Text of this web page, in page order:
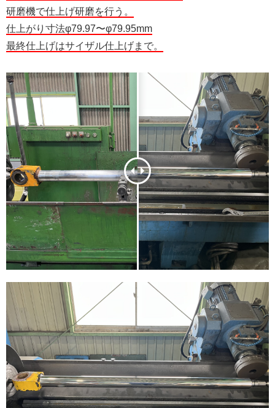
研磨機で仕上げ研磨を行う。
仕上がり寸法φ79.97〜φ79.95mm
最終仕上げはサイザル仕上げまで。